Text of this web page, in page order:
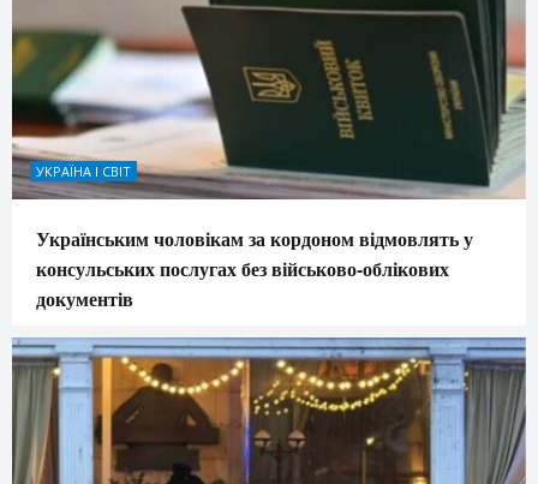
УКРАЇНА І СВІТ
Українським чоловікам за кордоном відмовлять у
консульських послугах без військово-облікових
документів